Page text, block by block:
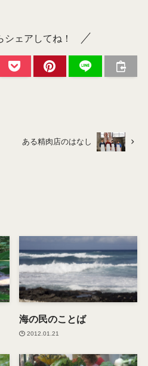
シェアしてね！
ある精肉店のはなし
海の民のことば
2012.01.21